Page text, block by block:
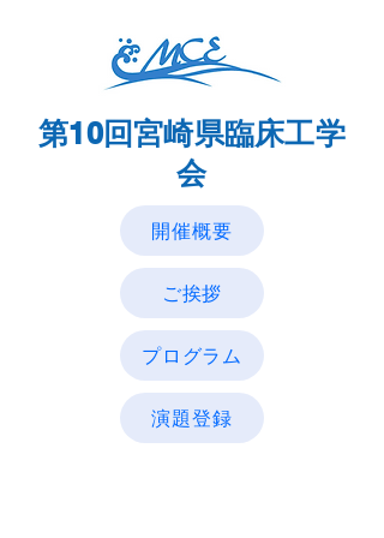
​第10回宮崎県臨床工学
会
開催概要
ご挨拶
プログラム
演題登録